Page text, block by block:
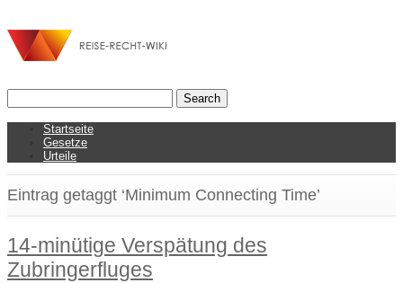
Startseite
Gesetze
Urteile
Eintrag getaggt ‘Minimum Connecting Time’
14-minütige Verspätung des
Zubringerfluges